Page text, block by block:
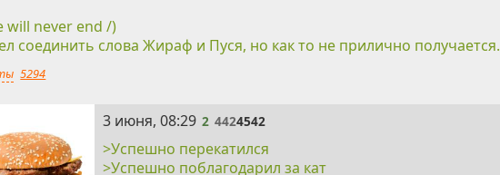
will never end /)
соединить слова Жираф и Пуся, но как то не прилично получается.
5294
2
3 июня, 08:29 2 4424542
>Успешно перекатился
>Успешно поблагодарил за кат